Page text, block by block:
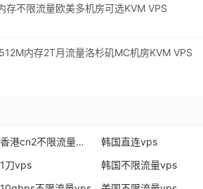
存不限流量欧美多机房可选KVM VPS
内存2T月流量洛杉矶MC机房KVM VPS
香港cn2不限流量独服
韩国直连vps
1刀vps
韩国不限流量vps